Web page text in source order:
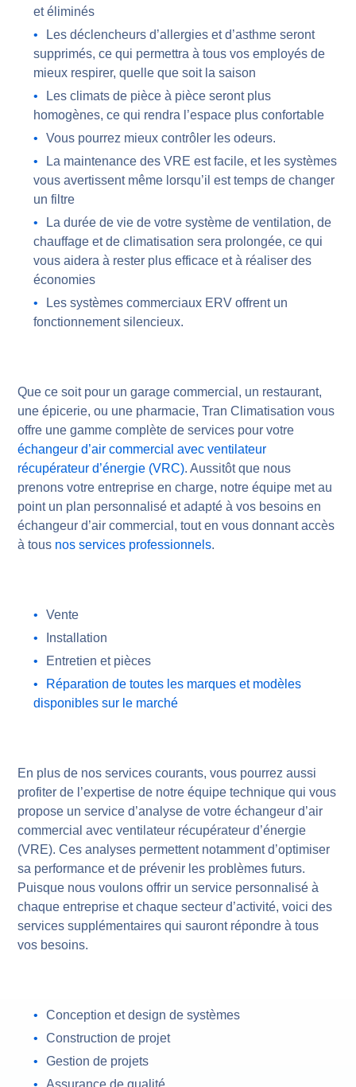
et éliminés
Les déclencheurs d’allergies et d’asthme seront
supprimés, ce qui permettra à tous vos employés de
mieux respirer, quelle que soit la saison
Les climats de pièce à pièce seront plus
homogènes, ce qui rendra l’espace plus confortable
Vous pourrez mieux contrôler les odeurs.
La maintenance des VRE est facile, et les systèmes
vous avertissent même lorsqu’il est temps de changer
un filtre
La durée de vie de votre système de ventilation, de
chauffage et de climatisation sera prolongée, ce qui
vous aidera à rester plus efficace et à réaliser des
économies
Les systèmes commerciaux ERV offrent un
fonctionnement silencieux.
Que ce soit pour un garage commercial, un restaurant,
une épicerie, ou une pharmacie, Tran Climatisation vous
offre une gamme complète de services pour votre
échangeur d’air commercial avec ventilateur
récupérateur d’énergie (VRC). Aussitôt que nous
prenons votre entreprise en charge, notre équipe met au
point un plan personnalisé et adapté à vos besoins en
échangeur d’air commercial, tout en vous donnant accès
à tous nos services professionnels.
Vente
Installation
Entretien et pièces
Réparation de toutes les marques et modèles
disponibles sur le marché
En plus de nos services courants, vous pourrez aussi
profiter de l’expertise de notre équipe technique qui vous
propose un service d’analyse de votre échangeur d’air
commercial avec ventilateur récupérateur d’énergie
(VRE). Ces analyses permettent notamment d’optimiser
sa performance et de prévenir les problèmes futurs.
Puisque nous voulons offrir un service personnalisé à
chaque entreprise et chaque secteur d’activité, voici des
services supplémentaires qui sauront répondre à tous
vos besoins.
Conception et design de systèmes
Construction de projet
Gestion de projets
Assurance de qualité